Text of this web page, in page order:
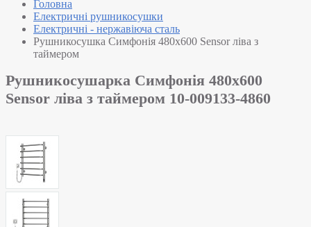
Головна
Електричні рушникосушки
Електричні - нержавіюча сталь
Рушникосушка Симфонія 480х600 Sensor ліва з
таймером
Рушникосушарка Симфонія 480х600
Sensor ліва з таймером 10-009133-4860